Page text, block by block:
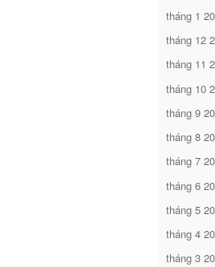
tháng 1
tháng 12
tháng 11
tháng 10
tháng 9
tháng 8
tháng 7
tháng 6
tháng 5
tháng 4
tháng 3